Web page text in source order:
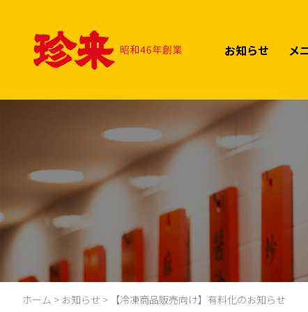
content
お知らせ
メ
ホーム > お知らせ > 【冷凍商品販売向け】有料化のお知らせ